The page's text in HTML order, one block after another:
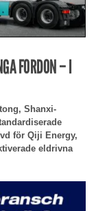
FORDON – I
Shanxi-
för Qiji Energy,
eldrivna